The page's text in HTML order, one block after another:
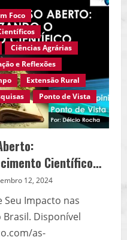
Foco
Ciências Agrárias
e Reflexões
Extensão Rural
Ponto de Vista
Científico…
12, 2024
Seu Impacto nas
Brasil. Disponível
as-